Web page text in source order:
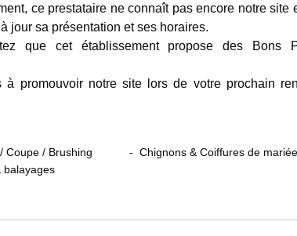
ce prestataire ne connaît pas encore notre site
jour sa présentation et ses horaires.
que cet établissement propose des Bons
à promouvoir notre site lors de votre prochain
Coupe / Brushing
balayages
Chignons & Coiffures de mariée